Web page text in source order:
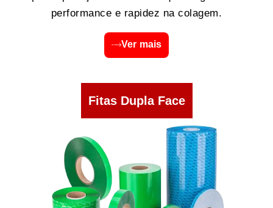
performance e rapidez na colagem.
Ver mais
Fitas Dupla Face